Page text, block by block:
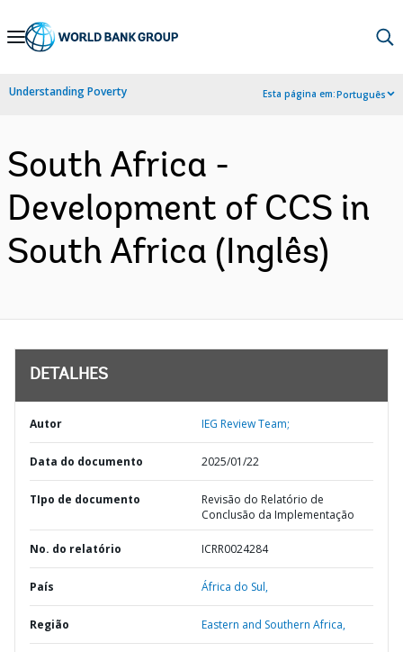
Skip
Navigation
Understanding Poverty Esta página em:Português
South Africa -
Development of CCS in
South Africa (Inglês)
DETALHES
Autor IEG Review Team;
Data do documento 2025/01/22
TIpo de documento
Revisão do Relatório de
Conclusão da Implementação
No. do relatório ICRR0024284
País África do Sul,
Região Eastern and Southern Africa,